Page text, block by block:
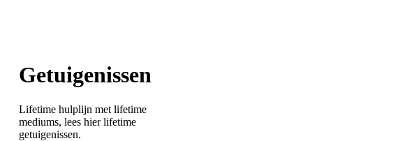
Getuigenissen
Lifetime hulplijn met lifetime
mediums, lees hier lifetime
getuigenissen.